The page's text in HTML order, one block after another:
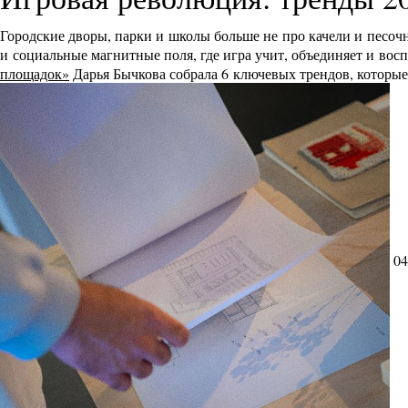
Городские дворы, парки и школы больше не про качели и
и социальные магнитные поля, где игра учит, объединяет и
площадок» Дарья Бычкова собрала 6 ключевых трендов,